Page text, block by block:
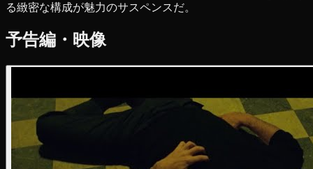
る緻密な構成が魅力のサスペンスだ。
予告編・映像